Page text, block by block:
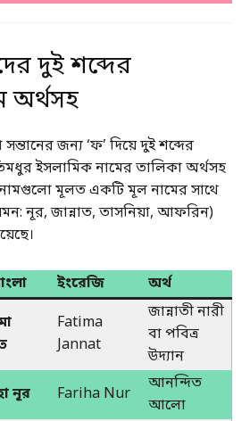
দুই শব্দের
অর্থসহ
জন্য ‘ফ’ দিয়ে দুই শব্দের
ইসলামিক নামের তালিকা অর্থসহ
মূলত একটি মূল নামের সাথে
নূর, জান্নাত, তাসনিয়া, আফরিন)
ইংরেজি অর্থ
Fatima
Jannat
জান্নাতী নারী
বা পবিত্র
উদ্যান
নূর Fariha Nur
আনন্দিত
আলো